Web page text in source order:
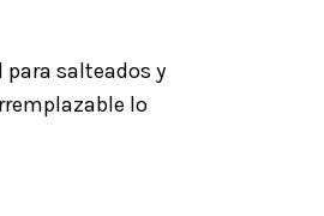
para salteados y
lo